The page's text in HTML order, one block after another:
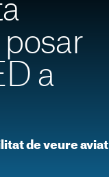
a
de veure aviat